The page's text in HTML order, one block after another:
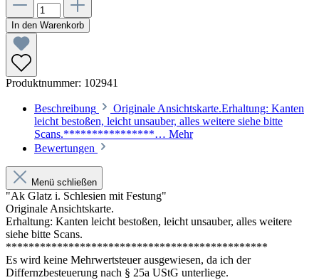
In den Warenkorb
Produktnummer: 102941
Beschreibung
Originale Ansichtskarte.Erhaltung: Kanten
leicht bestoßen, leicht unsauber, alles weitere siehe bitte
Scans.****************… Mehr
Bewertungen
Menü schließen
"Ak Glatz i. Schlesien mit Festung"
Originale Ansichtskarte.
Erhaltung: Kanten leicht bestoßen, leicht unsauber, alles weitere
siehe bitte Scans.
**********************************************
Es wird keine Mehrwertsteuer ausgewiesen, da ich der
Differnzbesteuerung nach § 25a UStG unterliege.